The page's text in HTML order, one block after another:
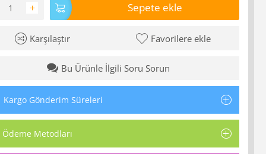
+ Sepete ekle
Karşılaştır Favorilere ekle
Bu Ürünle İlgili Soru Sorun
Kargo Gönderim Süreleri
Ödeme Metodları